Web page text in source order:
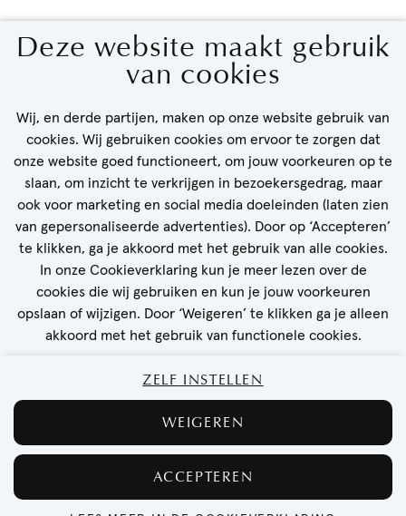
Deze website maakt gebruik
van cookies
Wij, en derde partijen, maken op onze website gebruik van
cookies. Wij gebruiken cookies om ervoor te zorgen dat
onze website goed functioneert, om jouw voorkeuren op te
slaan, om inzicht te verkrijgen in bezoekersgedrag, maar
ook voor marketing en social media doeleinden (laten zien
van gepersonaliseerde advertenties). Door op ‘Accepteren’
te klikken, ga je akkoord met het gebruik van alle cookies.
In onze Cookieverklaring kun je meer lezen over de
cookies die wij gebruiken en kun je jouw voorkeuren
opslaan of wijzigen. Door ‘Weigeren’ te klikken ga je alleen
akkoord met het gebruik van functionele cookies.
ZELF INSTELLEN
WEIGEREN
ACCEPTEREN
Geboortedatum
Telefoonnummer
E-mailadres
Upload je CV
KIES BESTAND
Motivatie (optioneel)
Mis geen enkele job
vacatures in je inbox!
STEL JOB ALERT IN
DISCLAIMER